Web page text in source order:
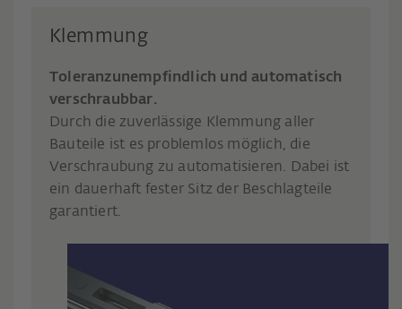
Klemmung
Toleranzunempfindlich und automatisch
verschraubbar.
Durch die zuverlässige Klemmung aller
Bauteile ist es problemlos möglich, die
Verschraubung zu automatisieren. Dabei ist
ein dauerhaft fester Sitz der Beschlagteile
garantiert.